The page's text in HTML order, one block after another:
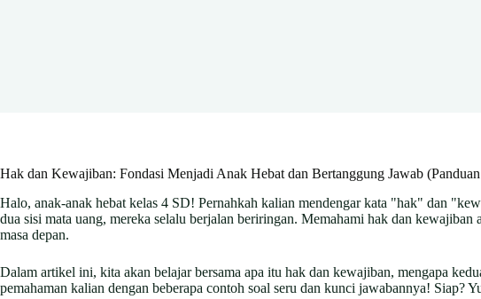
Hak dan Kewajiban: Fondasi Menjadi Anak Hebat dan Bertanggung Jawab
Halo, anak-anak hebat kelas 4 SD! Pernahkah kalian mendengar kata "hak" dan
dua sisi mata uang, mereka selalu berjalan beriringan. Memahami hak dan
masa depan.
Dalam artikel ini, kita akan belajar bersama apa itu hak dan kewajiban, mengapa
pemahaman kalian dengan beberapa contoh soal seru dan kunci jawabannya! Siap?